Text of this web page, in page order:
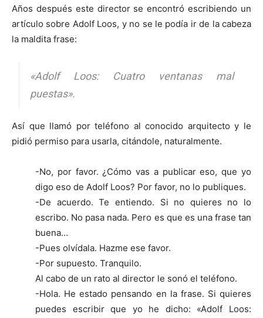
Años después este director se encontró escribiendo un
artículo sobre Adolf Loos, y no se le podía ir de la cabeza
la maldita frase:
«Adolf Loos: Cuatro ventanas mal
puestas».
Así que llamó por teléfono al conocido arquitecto y le
pidió permiso para usarla, citándole, naturalmente.
-No, por favor. ¿Cómo vas a publicar eso, que yo
digo eso de Adolf Loos? Por favor, no lo publiques.
-De acuerdo. Te entiendo. Si no quieres no lo
escribo. No pasa nada. Pero es que es una frase tan
buena…
-Pues olvídala. Hazme ese favor.
-Por supuesto. Tranquilo.
Al cabo de un rato al director le sonó el teléfono.
-Hola. He estado pensando en la frase. Si quieres
puedes escribir que yo he dicho: «Adolf Loos: